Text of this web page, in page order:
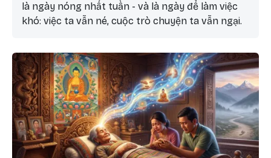
là ngày nóng nhất tuần - và là ngày để làm việc
khó: việc ta vẫn né, cuộc trò chuyện ta vẫn ngại.